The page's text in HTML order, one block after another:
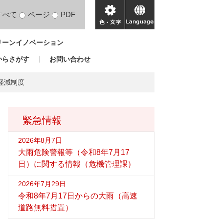
べて ページ PDF
色・
文
language
ンイノベーション
らさがす お問い合わせ
減制度
緊急情報
2026年8月7日
大雨危険警報等（令和8年7月17
日）に関する情報（危機管理課）
2026年7月29日
令和8年7月17日からの大雨（高速
道路無料措置）